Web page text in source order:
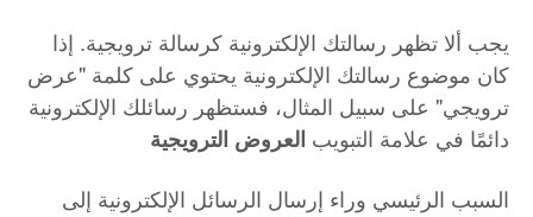
يجب ألا تظهر رسالتك الإلكترونية كرسالة ترويجية. إذا
كان موضوع رسالتك الإلكترونية يحتوي على كلمة "عرض
ترويجي" على سبيل المثال، فستظهر رسائلك الإلكترونية
دائمًا في علامة التبويب العروض الترويجية
السبب الرئيسي وراء إرسال الرسائل الإلكترونية إلى